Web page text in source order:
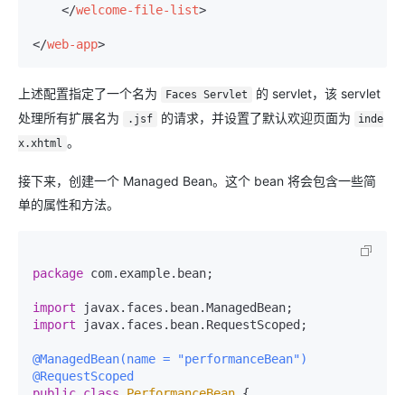
</welcome-file-list>
</web-app>
上述配置指定了一个名为 Faces Servlet
的 servlet，该 servlet
处理所有扩展名为
.jsf 的请求，并设置了默认欢迎页面为
inde
x.xhtml 。
接下来，创建一个 Managed Bean。这个 bean 将会包含一些简
单的属性和方法。
package com.example.bean;
import
import javax.faces.bean.RequestScoped;
@ManagedBean(name = "performanceBean")
@RequestScoped